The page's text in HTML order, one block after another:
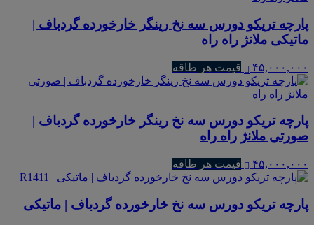
پارچه تریکو دورس سه نخ رینگر خارخورده گردباف |
ماتیکی ملانژ راه راه
۴۵,۰۰۰,۰۰۰ قیمت هر طاقه
پارچه تریکو دورس سه نخ رینگر خارخورده گردباف |
صورتی ملانژ راه راه
۴۵,۰۰۰,۰۰۰ قیمت هر طاقه
پارچه تریکو دورس سه نخ خارخورده گردباف | ماتیکی